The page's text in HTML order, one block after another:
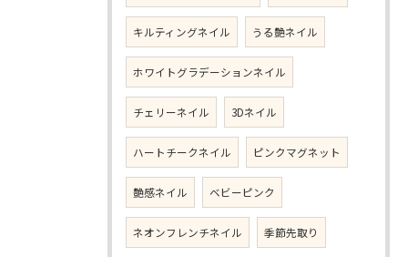
キルティングネイル うる艶ネイル
ホワイトグラデーションネイル
チェリーネイル 3Dネイル
ハートチークネイル ピンクマグネット
艶感ネイル ベビーピンク
ネオンフレンチネイル 季節先取り